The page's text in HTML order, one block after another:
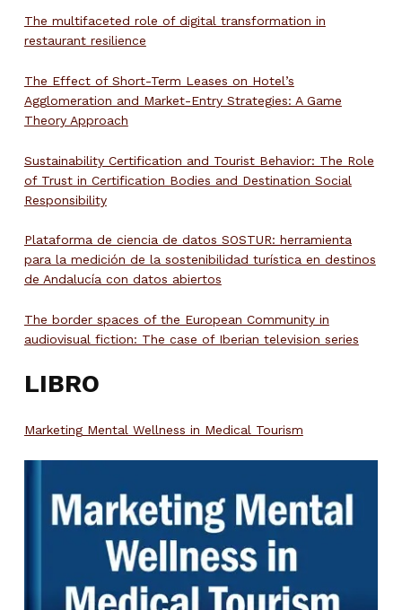
The multifaceted role of digital transformation in
restaurant resilience
The Effect of Short-Term Leases on Hotel’s
Agglomeration and Market-Entry Strategies: A Game
Theory Approach
Sustainability Certification and Tourist Behavior: The Role
of Trust in Certification Bodies and Destination Social
Responsibility
Plataforma de ciencia de datos SOSTUR: herramienta
para la medición de la sostenibilidad turística en destinos
de Andalucía con datos abiertos
The border spaces of the European Community in
audiovisual fiction: The case of Iberian television series
LIBRO
Marketing Mental Wellness in Medical Tourism